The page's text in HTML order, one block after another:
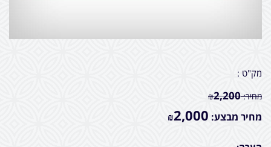
מק"ט :
מחיר: ₪2,200
מחיר מבצע: ₪2,000